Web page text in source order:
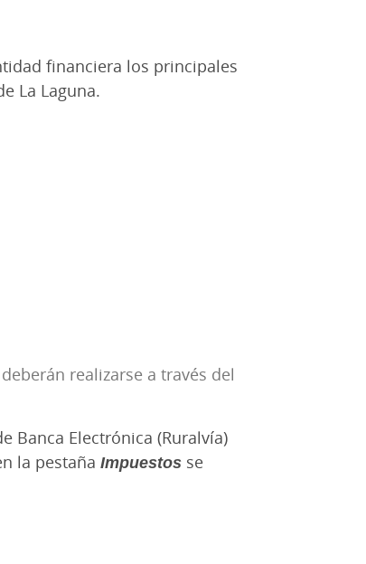
financiera los principales
La Laguna.
realizarse a través del
Banca Electrónica (Ruralvía)
la pestaña Impuestos se